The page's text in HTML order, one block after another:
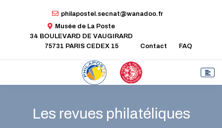
philapostel.secnat@wanadoo.fr
Musée de La Poste
34 BOULEVARD DE VAUGIRARD
75731 PARIS CEDEX 15
Contact FAQ
Les revues philatéliques